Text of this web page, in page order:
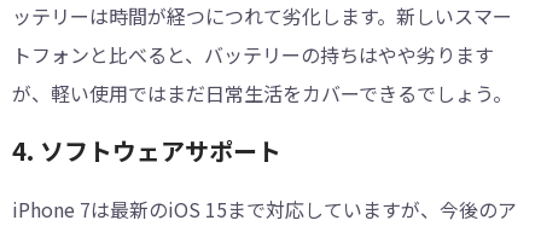
ッテリーは時間が経つにつれて劣化します。新しいスマー
トフォンと比べると、バッテリーの持ちはやや劣ります
が、軽い使用ではまだ日常生活をカバーできるでしょう。
4. ソフトウェアサポート
iPhone 7は最新のiOS 15まで対応していますが、今後のア